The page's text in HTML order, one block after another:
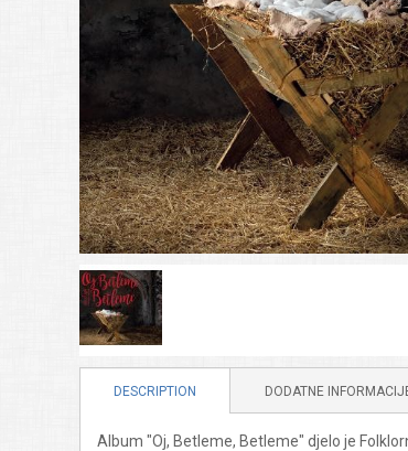
DESCRIPTION DODATNE
Album "Oj, Betleme, Betleme" djelo je